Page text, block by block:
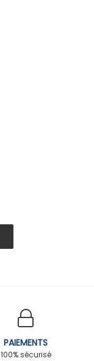
PAIEMENTS
100% sécurisé